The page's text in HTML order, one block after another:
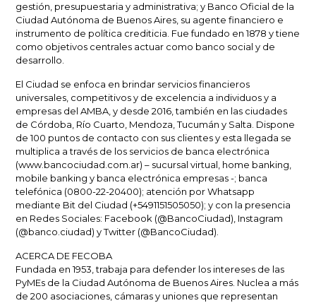
gestión, presupuestaria y administrativa; y Banco Oficial de la
Ciudad Autónoma de Buenos Aires, su agente financiero e
instrumento de política crediticia. Fue fundado en 1878 y tiene
como objetivos centrales actuar como banco social y de
desarrollo.
El Ciudad se enfoca en brindar servicios financieros
universales, competitivos y de excelencia a individuos y a
empresas del AMBA, y desde 2016, también en las ciudades
de Córdoba, Río Cuarto, Mendoza, Tucumán y Salta. Dispone
de 100 puntos de contacto con sus clientes y esta llegada se
multiplica a través de los servicios de banca electrónica
(www.bancociudad.com.ar) – sucursal virtual, home banking,
mobile banking y banca electrónica empresas -; banca
telefónica (0800-22-20400); atención por Whatsapp
mediante Bit del Ciudad (+5491151505050); y con la presencia
en Redes Sociales: Facebook (@BancoCiudad), Instagram
(@banco.ciudad) y Twitter (@BancoCiudad).
ACERCA DE FECOBA
Fundada en 1953, trabaja para defender los intereses de las
PyMEs de la Ciudad Autónoma de Buenos Aires. Nuclea a más
de 200 asociaciones, cámaras y uniones que representan